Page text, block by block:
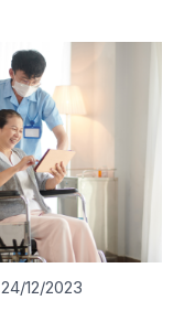
24/12/2023